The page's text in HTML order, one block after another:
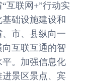
互联网+”行动实
础设施建设和
市、县纵向一
互联互通的智
。加强信息化
景区景点、宾